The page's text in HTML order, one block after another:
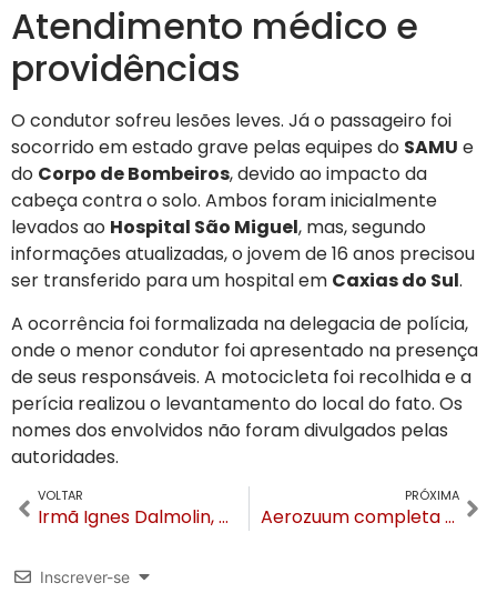
Atendimento médico e
providências
O condutor sofreu lesões leves. Já o passageiro foi
socorrido em estado grave pelas equipes do SAMU e
do Corpo de Bombeiros, devido ao impacto da
cabeça contra o solo. Ambos foram inicialmente
levados ao Hospital São Miguel, mas, segundo
informações atualizadas, o jovem de 16 anos precisou
ser transferido para um hospital em Caxias do Sul.
A ocorrência foi formalizada na delegacia de polícia,
onde o menor condutor foi apresentado na presença
de seus responsáveis. A motocicleta foi recolhida e a
perícia realizou o levantamento do local do fato. Os
nomes dos envolvidos não foram divulgados pelas
autoridades.
VOLTAR
Irmã Ignes Dalmolin, ex-diretora do Hospital São Miguel de Gramado, falece aos 80 anos
PRÓXIMA
Aerozuum completa um ano com recorde de público no Parque Bondinhos Canela
Inscrever-se